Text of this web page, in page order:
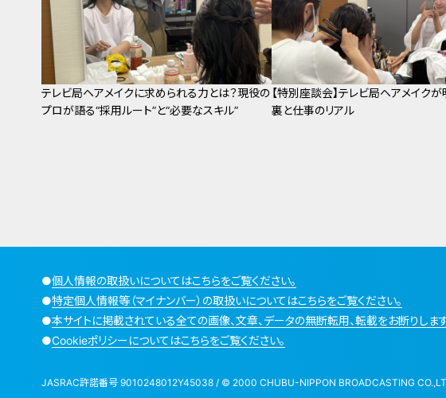
テレビ局ヘアメイクに求められる力とは？現役の
プロが語る“採用ルート”と“必要なスキル”
【特別座談会】テレビ局ヘアメイク
裏と仕事のリアル
●個人情報の取扱いについてはこちらをご覧ください。
●特定個人情報等（マイナンバー）の取扱いについてはこちらをご覧ください。
●本サイトに掲載されている全ての画像、文章、データの無断転用、転載をお断りします
●Cookieポリシーについてはこちらをご覧ください。
JASRAC許諾番号 9010248012Y45038 / © 2000 CHUBU-NIPPON BROADCASTING